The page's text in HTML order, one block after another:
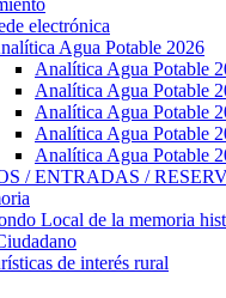
electrónica
Agua Potable 2026
Analítica Agua Potable
Analítica Agua Potable
Analítica Agua Potable
Analítica Agua Potable
Analítica Agua Potable
/ ENTRADAS /
Local de la memoria
de interés rural